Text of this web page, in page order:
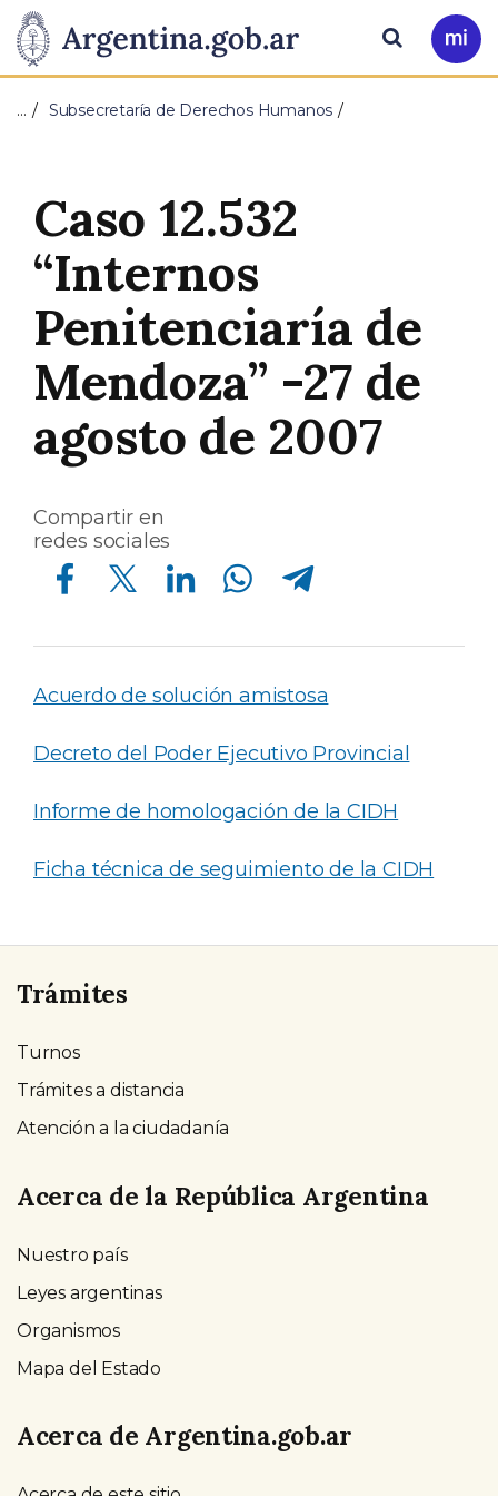
Presidencia
de
Nación
Pasar al contenido principal
Ir
a
Buscar
… Subsecretaría de Derechos Humanos
Caso 12.532
“Internos
Penitenciaría de
Mendoza” -27 de
agosto de 2007
Compartir en
redes sociales
Compartir en Facebook Compartir en Twitter Compartir en Linkedin Compartir en Whatsapp Compartir en Telegram
Acuerdo de solución amistosa
Decreto del Poder Ejecutivo Provincial
Informe de homologación de la CIDH
Ficha técnica de seguimiento de la CIDH
Trámites
Turnos
Trámites a distancia
Atención a la ciudadanía
Acerca de la República Argentina
Nuestro país
Leyes argentinas
Organismos
Mapa del Estado
Acerca de Argentina.gob.ar